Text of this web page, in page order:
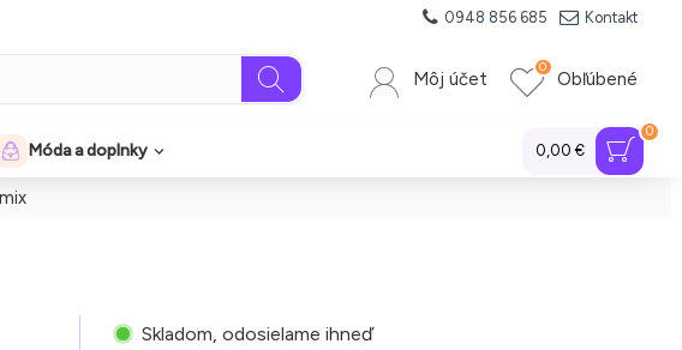
0948 856 685 Kontakt
Môj účet Obľúbené
0
Móda a doplnky 0,00 €
0
Skladom, odosielame ihneď